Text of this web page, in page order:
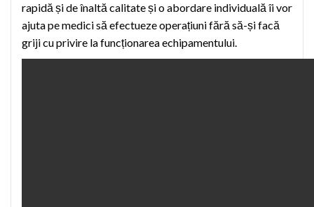
rapidă și de înaltă calitate și o abordare individuală îi vor
ajuta pe medici să efectueze operațiuni fără să-și facă
griji cu privire la funcționarea echipamentului.